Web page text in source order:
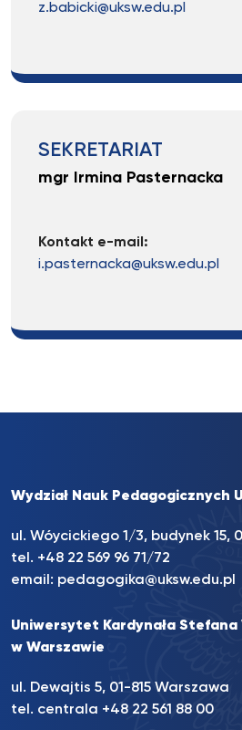
z.babicki@uksw.edu.pl
SEKRETARIAT
mgr Irmina Pasternacka
Kontakt e-mail:
i.pasternacka@uksw.edu.pl
Wydział Nauk Pedagogicznych
ul. Wóycickiego 1/3, budynek 15,
tel. +48 22 569 96 71/72
email: pedagogika@uksw.edu.pl
Uniwersytet Kardynała Stefana
w Warszawie
ul. Dewajtis 5, 01-815 Warszawa
tel. centrala +48 22 561 88 00